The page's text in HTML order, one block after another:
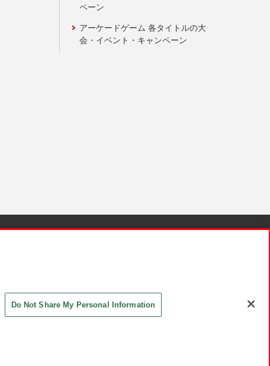
ペーン
アーケードゲーム 各タイトルの大
会・イベント・キャンペーン
Do Not Share My Personal Information